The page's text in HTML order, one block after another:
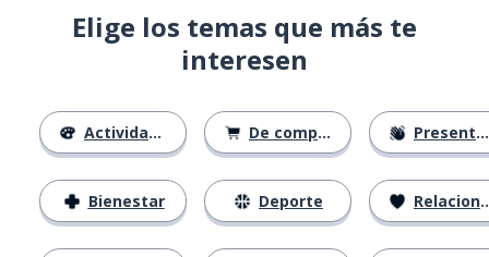
Elige los temas que más te
interesen
Actividades
Bienestar
De compras
Deporte
Presentación
Relaciones